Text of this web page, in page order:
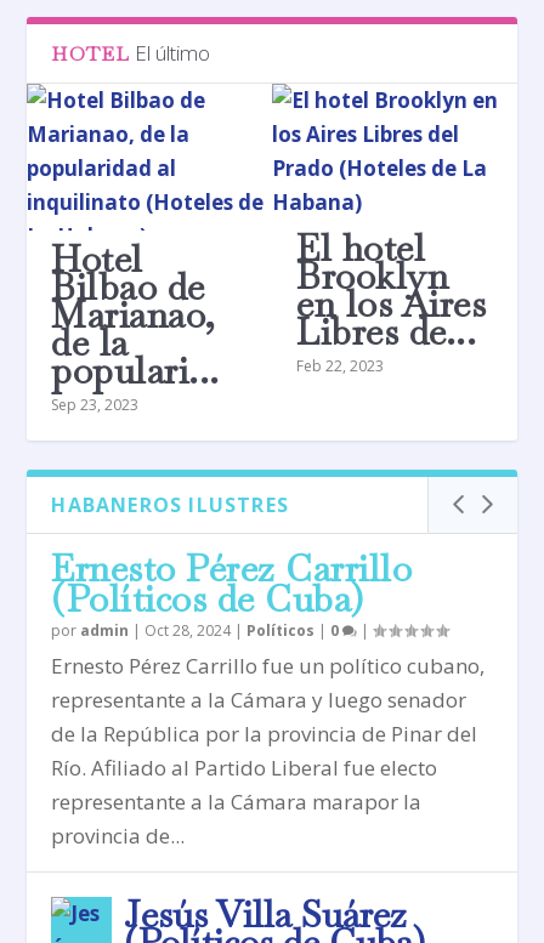
HOTEL El último
Hotel
Bilbao de
Marianao,
de la
populari...
Sep 23, 2023
El hotel
Brooklyn
en los Aires
Libres de...
Feb 22, 2023
HABANEROS ILUSTRES
Ernesto Pérez Carrillo
(Políticos de Cuba)
por admin | Oct 28, 2024| Políticos | 0 |
Ernesto Pérez Carrillo fue un político cubano,
representante a la Cámara y luego senador
de la República por la provincia de Pinar del
Río. Afiliado al Partido Liberal fue electo
representante a la Cámara marapor la
provincia de...
Jesús Villa Suárez